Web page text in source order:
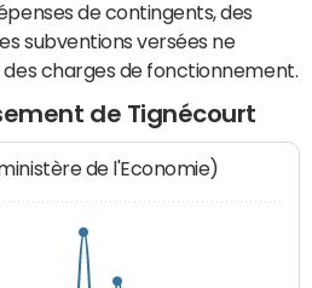
de contingents, des
subventions versées ne
charges de fonctionnement.
de Tignécourt
de l'Economie)